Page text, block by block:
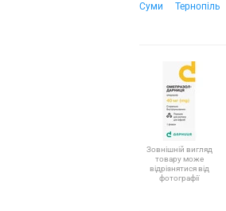
Суми
Тернопіль
Зовнішній вигляд
товару може
відрізнятися від
фотографії